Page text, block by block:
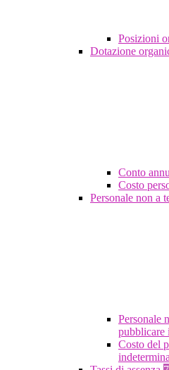
Posizioni
Dotazione
Conto
Costo
Personale non a
Personale
pubblicare
Costo del